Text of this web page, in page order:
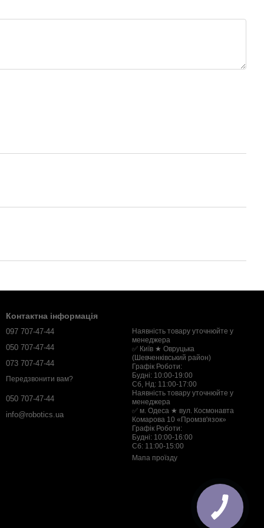
Контактна інформація
097 707-47-44
050 707-47-44
073 707-47-44
Передзвонити вам?
050 707-47-44
info@robotics.ua
Наявність товару уточнюйте у
менеджера
✅ Київ ★ Овруцька
(Шевченківський район)
Графік Роботи:
Будні: 10:00-19:00
Сб, Нд: 11:00-17:00
Наявність товару уточнюйте у
менеджера
✅ м. Одеса ★ вул. Космонавта
Комарова 10 «Промзв'язок»
Графік Роботи:
Будні: 10:00-16:00
Сб: 11:00-15:00
Мапа проїзду